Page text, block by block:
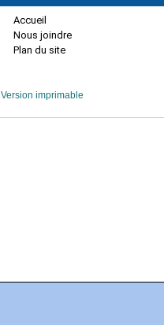
Accueil
Nous joindre
Plan du site
Version imprimable